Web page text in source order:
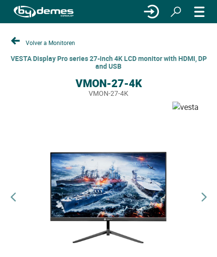
Volver a Monitoren
VESTA Display Pro series 27-inch 4K LCD monitor with HDMI, DP
and USB
VMON-27-4K
VMON-27-4K